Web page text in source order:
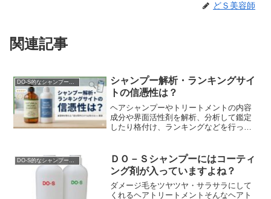
どＳ美容師
関連記事
DO-S的なシャンプー解析
シャンプー解析・ランキングサイ
トの信憑性は？
ヘアシャンプーやトリートメントの内容
成分や界面活性剤を解析、分析して鑑定
したり格付け、ランキングなどを行った
どが沢山あります。こ...
ＤＯ－Ｓシャンプーにはコーティ
ング剤が入っていますよね？
ダメージ毛をツヤツヤ・サラサラにして
くれるヘアトリートメントそんなヘアト